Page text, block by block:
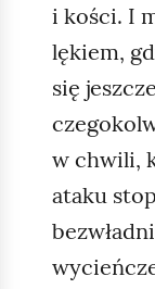
i kości. I
lękiem,
się
w chwili,
ataku